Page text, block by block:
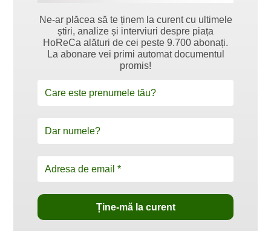
Ne-ar plăcea să te ținem la curent cu ultimele
știri, analize și interviuri despre piața
HoReCa alături de cei peste 9.700 abonați.
La abonare vei primi automat documentul
promis!